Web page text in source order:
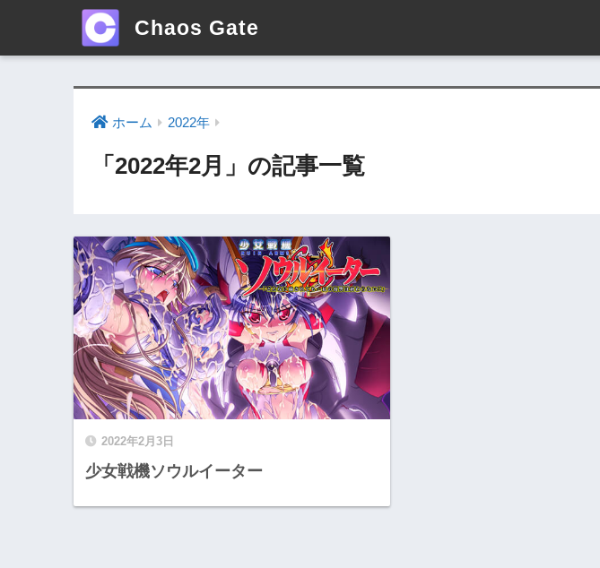
Chaos Gate
ホーム 2022年
「2022年2月」の記事一覧
2022年2月3日
少女戦機ソウルイーター